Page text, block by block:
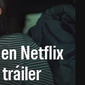
Netflix